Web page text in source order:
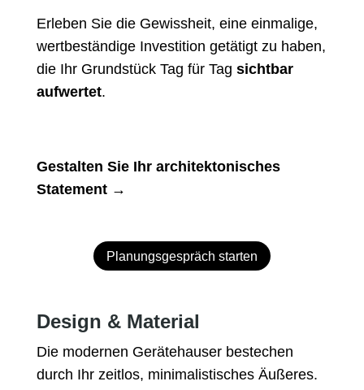
Erleben Sie die Gewissheit, eine einmalige,
wertbeständige Investition getätigt zu haben,
die Ihr Grundstück Tag für Tag sichtbar
aufwertet.
Gestalten Sie Ihr architektonisches
Statement →
Planungsgespräch starten
Design & Material
Die modernen Gerätehauser bestechen
durch Ihr zeitlos, minimalistisches Äußeres.